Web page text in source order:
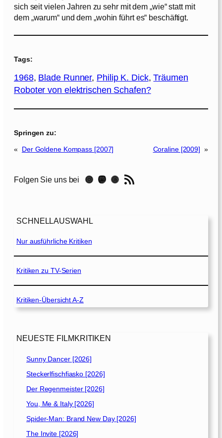
sich seit vielen Jahren zu sehr mit dem „wie“ statt mit
dem „warum“ und dem „wohin führt es“ beschäftigt.
Tags:
1968, Blade Runner, Philip K. Dick, Träumen
Roboter von elektrischen Schafen?
Springen zu:
« Der Goldene Kompass [2007] Coraline [2009] »
Folgen Sie uns bei Instagram Mastodon Threads RSS-Feed
SCHNELLAUSWAHL
Nur ausführliche Kritiken
Kritiken zu TV-Serien
Kritiken-Übersicht A-Z
NEUESTE FILMKRITIKEN
Sunny Dancer [2026]
Steckerlfischfiasko [2026]
Der Regenmeister [2026]
You, Me & Italy [2026]
Spider-Man: Brand New Day [2026]
The Invite [2026]